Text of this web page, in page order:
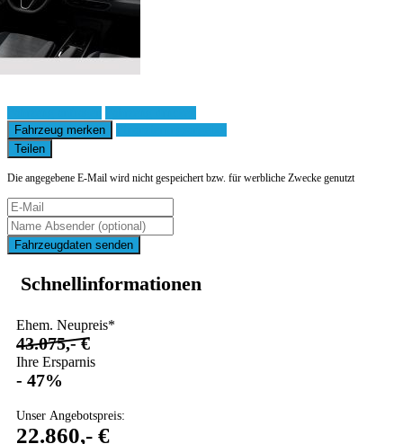
Fahrzeug merken
Teilen
Die angegebene E-Mail wird nicht gespeichert bzw. für werbliche Zwecke genutzt
Fahrzeugdaten senden
Schnellinformationen
Ehem. Neupreis*
43.075,- €
Ihre Ersparnis
- 47%
Unser Angebotspreis:
22.860,- €